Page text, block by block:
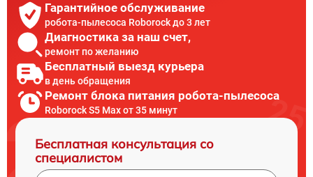
Гарантийное обслуживание
робота-пылесоса Roborock до 3 лет
Диагностика за наш счет,
ремонт по желанию
Бесплатный выезд курьера
в день обращения
Ремонт блока питания робота-пылесоса
Roborock S5 Max от 35 минут
Бесплатная консультация со
специалистом